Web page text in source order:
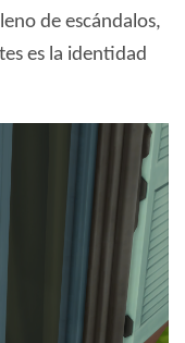
de escándalos,
es la identidad